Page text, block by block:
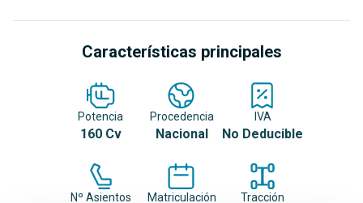
Características principales
Potencia
160 Cv
Procedencia
Nacional
IVA
No Deducible
Nº Asientos Matriculación Tracción